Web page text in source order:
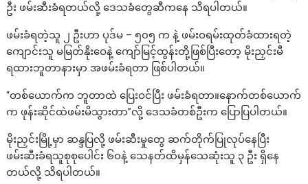
ဦး ဖမ်းဆီးခံရတယ်လို့ ဒေသခံတွေဆီကနေ သိရပါတယ်။
ဖမ်းခံရတဲ့သူ ၂ ဦးဟာ ပုဒ်မ – ၅၀၅ က နဲ့ ဖမ်းဝရမ်းထုတ်ခံထားရတဲ့
ကျောင်းသူ မမြတ်နိုးဝေနဲ့ ကျော်မြင့်ထွန်းတို့ဖြစ်ပြီးတော့ မိုးညှင်းမီ
ရထားဘူတာနားမှာ အဖမ်းခံရတာ ဖြစ်ပါတယ်။
“တစ်ယောက်က ဘူတာထဲ ပြေးဝင်ပြီး ဖမ်းခံရတာ။နောက်တစ်ယောက်
က ဖုန်းဆိုင်ထဲဖမ်းမိသွားတာ”လို့ ဒေသခံတစ်ဦးက ပြောပြပါတယ်။
မိုးညှင်းမြို့မှာ ဆန္ဒပြလို့ ဖမ်းဆီးမှုတွေ ဆက်တိုက်ပြုလုပ်နေပြီး
ဖမ်းဆီးခံရသူစုစုပေါင်း ၆၀နဲ့ သေနတ်ထိမှန်သေဆုံးသူ ၃ ဦး ရှိနေ
တယ်လို့ သိရပါတယ်။